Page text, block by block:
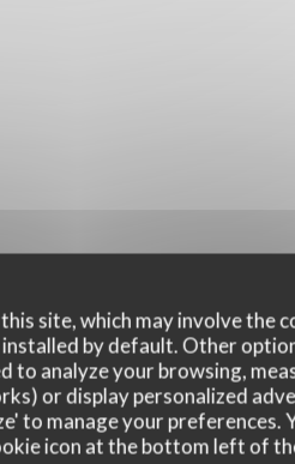
site, which may involve the
by default. Other
to analyze your browsing,
or display personalized
to manage your preferences.
icon at the bottom left of